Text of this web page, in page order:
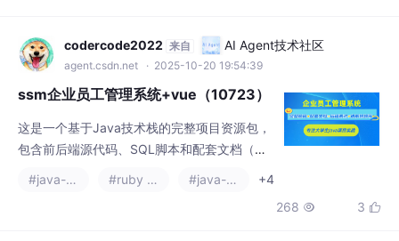
有项目演示视频和运行截图供参考。
codercode2022 来自 AI Agent技术社区
agent.csdn.net · 2025-10-20 19:54:39
ssm企业员工管理系统+vue（10723）
这是一个基于Java技术栈的完整项目资源包，
包含前后端源代码、SQL脚本和配套文档（论
Boot+Vue框架，使用JSP页面和MySQL数据
+4
268  3 